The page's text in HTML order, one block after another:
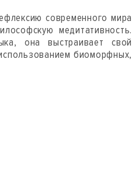
современного мира
медитативность.
она выстраивает свой
биоморфных,